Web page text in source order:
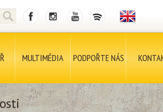
MULTIMÉDIA PODPOŘTE NÁS